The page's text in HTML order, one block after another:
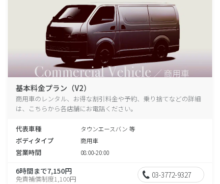
基本料金プラン（V2）
商用車のレンタル、お得な割引料金や予約、乗り捨てなどの詳細
は、こちらから各店舗にお電話ください。
代表車種 タウンエースバン 等
ボディタイプ 商用車
営業時間 08:00-20:00
6時間まで7,150円
免責補償制度1,100円 03-3772-9327